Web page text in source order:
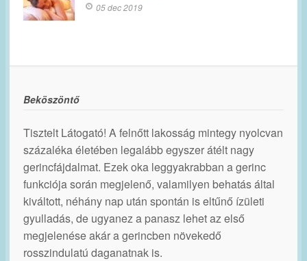
05 dec 2019
Beköszöntő
Tisztelt Látogató! A felnőtt lakosság mintegy nyolcvan
százaléka életében legalább egyszer átélt nagy
gerincfájdalmat. Ezek oka leggyakrabban a gerinc
funkciója során megjelenő, valamilyen behatás által
kiváltott, néhány nap után spontán is eltűnő ízületi
gyulladás, de ugyanez a panasz lehet az első
megjelenése akár a gerincben növekedő
rosszindulatú daganatnak is.